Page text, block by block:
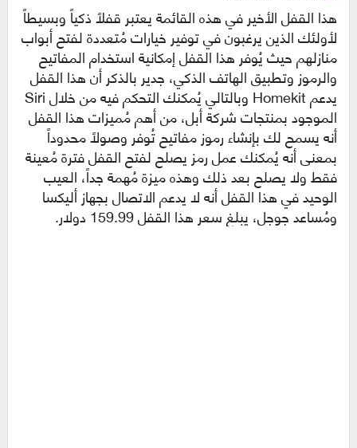
هذا القفل الأخير في هذه القائمة يعتبر قفلاً ذكياً وبسيطاً
لأولئك الذين يرغبون في توفير خيارات مُتعددة لفتح أبواب
منازلهم حيث يُوفر هذا القفل إمكانية استخدام المفاتيح
والرموز وتطبيق الهاتف الذكي، جدير بالذكر أن هذا القفل
يدعم Homekit وبالتالي يُمكنك التحكم فيه من خلال Siri
الموجود بمنتجات شركة أبل، من أهم مُميزات هذا القفل
أنه يسمح لك بإنشاء رموز مفاتيح تُوفر وصولاً محدوداً
بمعنى أنه يُمكنك عمل رمز يصلح لفتح القفل فترة مُعينة
فقط ولا يصلح بعد ذلك وهذه ميزة مُهمة جداً، العيب
الوحيد في هذا القفل أنه لا يدعم الاتصال بجهاز أليكسا
ومُساعد جوجل، يبلغ سعر هذا القفل 159.99 دولار.